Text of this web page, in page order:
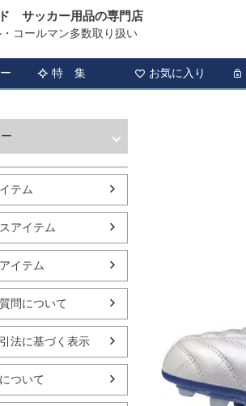
サッカー用品の専門店
コールマン多数取り扱い
特 集 お気に入り
ール
品
レル
用品
品
ド
テム
アイテム
イテム
問について
法に基づく表示
ついて